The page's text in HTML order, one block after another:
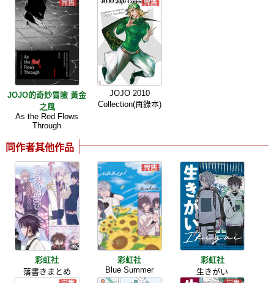
JOJO的奇妙冒險 黃金
之風
As the Red Flows
Through
JOJO 2010
Collection(再錄本)
同作者其他作品
彩虹社
落書きまとめ
彩虹社
Blue Summer
彩虹社
生きがい